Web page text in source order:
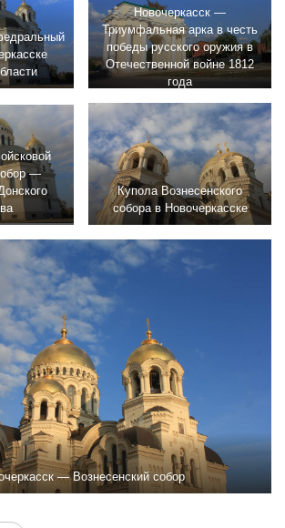
Новочеркасск —
Триумфальная арка в честь
победы русского оружия в
Отечественной войне 1812
года
—
Купола Вознесенского
собора в Новочеркасске
— Вознесенский собор